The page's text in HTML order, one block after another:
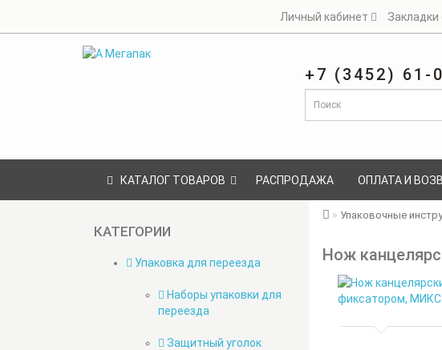
Личный кабинет Закладки
+7 (3452) 61-
КАТАЛОГ ТОВАРОВ РАСПРОДАЖА ОПЛАТА И
КАТЕГОРИИ
Упаковка для переезда
Наборы упаковки для
переезда
Защитный уголок
Упаковочные
Нож